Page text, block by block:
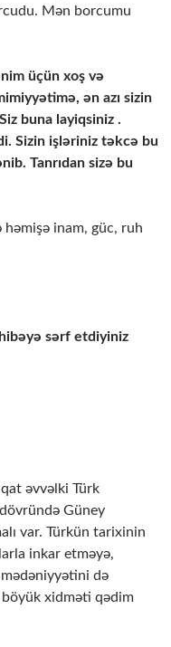
Mən borcumu
üçün xoş və
ən azı sizin
buna layiqsiniz .
Sizin işləriniz təkcə bu
Tanrıdan sizə bu
həmişə inam, güc, ruh
sərf etdiyiniz
əvvəlki Türk
Güney
var. Türkün tarixinin
inkar etməyə,
də
xidməti qədim